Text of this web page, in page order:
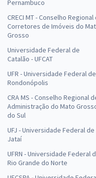
Pernambuco
CRECI MT - Conselho Regional
Corretores de Imóveis do
Grosso
Universidade Federal de
Catalão - UFCAT
UFR - Universidade Federal de
Rondonópolis
CRA MS - Conselho Regional
Administração do Mato
do Sul
UFJ - Universidade Federal de
Jataí
UFRN - Universidade Federal
Rio Grande do Norte